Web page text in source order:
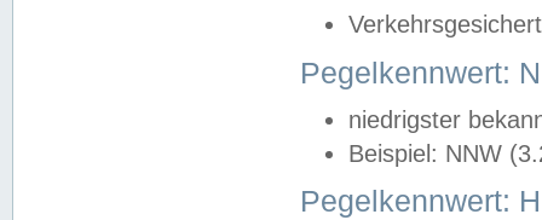
Pegelkennwert:
niedrigster
Beispiel: NNW
Pegelkennwert: